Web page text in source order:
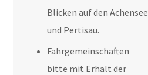
Blicken auf den Achensee
und Pertisau.
Fahrgemeinschaften
bitte mit Erhalt der